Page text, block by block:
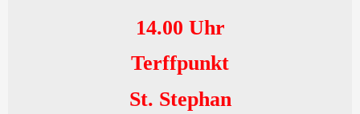
14.00 Uhr
Terffpunkt
St. Stephan